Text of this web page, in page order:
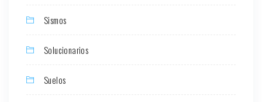
Sismos
Solucionarios
Suelos